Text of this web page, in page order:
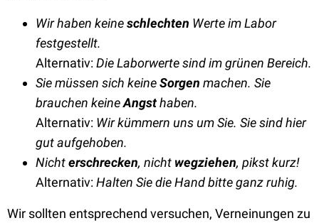
Wir haben keineschlechten Werte im Labor
festgestellt.
Alternativ:Die Laborwerte sind im grünen Bereich.
Sie müssen sich keineSorgen machen. Sie
brauchen keineAngsthaben.
Alternativ: Wir kümmern uns um Sie. Sie sind hier
gut aufgehoben.
Nichterschrecken, nicht wegziehen, pikst kurz!
Alternativ:Halten Sie die Hand bitte ganz ruhig.
Wir sollten entsprechend versuchen, Verneinungen zu